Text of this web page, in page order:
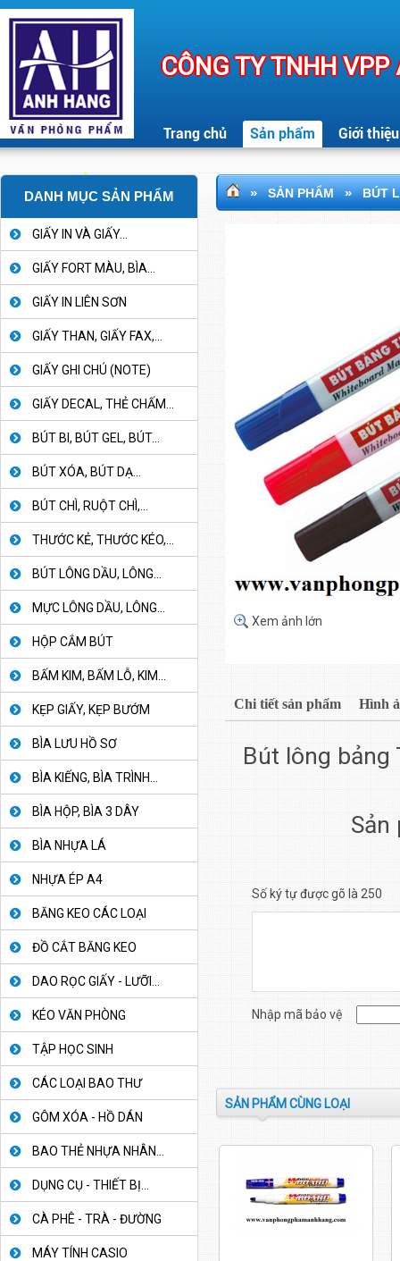
CÔNG TY TNHH
Trang chủ Sản phẩm Giới thiệu
DANH MỤC SẢN PHẨM
GIẤY IN VÀ GIẤY...
GIẤY FORT MÀU, BÌA...
GIẤY IN LIÊN SƠN
GIẤY THAN, GIẤY FAX,...
GIẤY GHI CHÚ (NOTE)
GIẤY DECAL, THẺ CHẤM...
BÚT BI, BÚT GEL, BÚT...
BÚT XÓA, BÚT DẠ...
BÚT CHÌ, RUỘT CHÌ,...
THƯỚC KẺ, THƯỚC KÉO,...
BÚT LÔNG DẦU, LÔNG...
MỰC LÔNG DẦU, LÔNG...
HỘP CẮM BÚT
BẤM KIM, BẤM LỖ, KIM...
KẸP GIẤY, KẸP BƯỚM
BÌA LƯU HỒ SƠ
BÌA KIẾNG, BÌA TRÌNH...
BÌA HỘP, BÌA 3 DÂY
BÌA NHỰA LÁ
NHỰA ÉP A4
BĂNG KEO CÁC LOẠI
ĐỒ CẮT BĂNG KEO
DAO RỌC GIẤY - LƯỠI...
KÉO VĂN PHÒNG
TẬP HỌC SINH
CÁC LOẠI BAO THƯ
GÔM XÓA - HỒ DÁN
BAO THẺ NHỰA NHÂN...
DỤNG CỤ - THIẾT BỊ...
CÀ PHÊ - TRÀ - ĐƯỜNG
MÁY TÍNH CASIO
» SẢN PHẨM » BÚT
Xem ảnh lớn
Chi tiết sản phẩm Hình
Bút lông bảng
Sản
Số ký tự được gõ là 250
Nhập mã bảo vệ
SẢN PHẨM CÙNG LOẠI